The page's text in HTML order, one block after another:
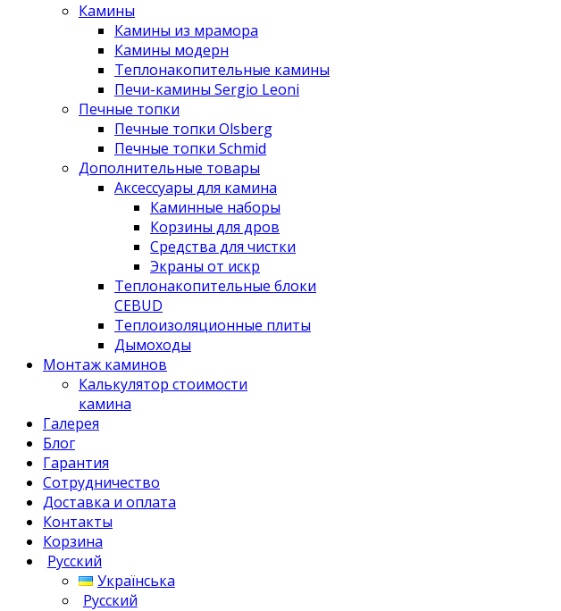
Камины
Камины из мрамора
Камины модерн
Теплонакопительные камины
Печи-камины Sergio Leoni
Печные топки
Печные топки Olsberg
Печные топки Schmid
Дополнительные товары
Аксессуары для камина
Каминные наборы
Корзины для дров
Средства для чистки
Экраны от искр
Теплонакопительные блоки
CEBUD
Теплоизоляционные плиты
Дымоходы
Монтаж каминов
Калькулятор стоимости
камина
Галерея
Блог
Гарантия
Сотрудничество
Доставка и оплата
Контакты
Корзина
Русский
Українська
Русский